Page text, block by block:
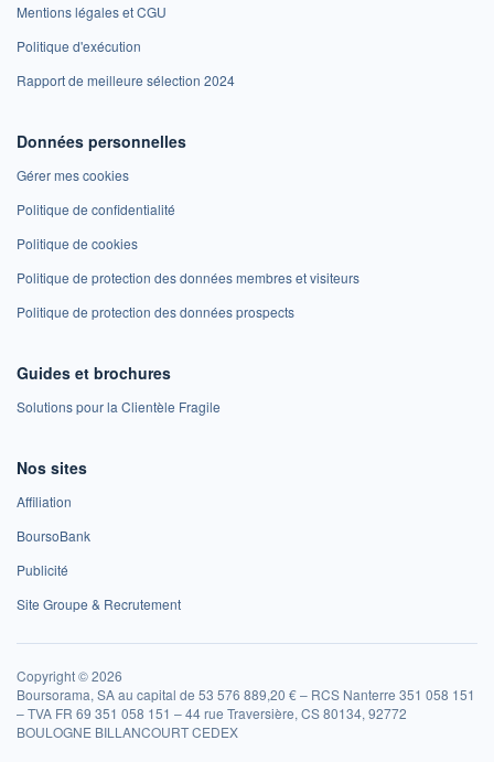
Mentions légales et CGU
Politique d'exécution
Rapport de meilleure sélection 2024
Données personnelles
Gérer mes cookies
Politique de confidentialité
Politique de cookies
Politique de protection des données membres et visiteurs
Politique de protection des données prospects
Guides et brochures
Solutions pour la Clientèle Fragile
Nos sites
Affiliation
BoursoBank
Publicité
Site Groupe & Recrutement
Copyright © 2026
Boursorama, SA au capital de 53 576 889,20 € – RCS Nanterre 351 058 151
– TVA FR 69 351 058 151 – 44 rue Traversière, CS 80134, 92772
BOULOGNE BILLANCOURT CEDEX